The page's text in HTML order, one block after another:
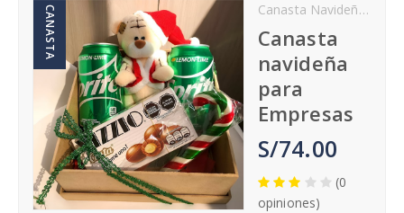
Regalos personalizados Arequipa
San Valentin
Aniversario
Cumpleaños
CANASTA Canasta Navideña Arequipa
Canasta
navideña
para
Empresas
S/74.00
(0
opiniones)